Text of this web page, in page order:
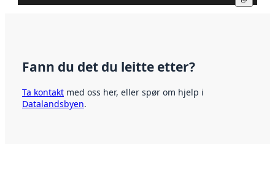
Fann du det du leitte etter?
Ta kontakt med oss her, eller spør om hjelp i
Datalandsbyen.